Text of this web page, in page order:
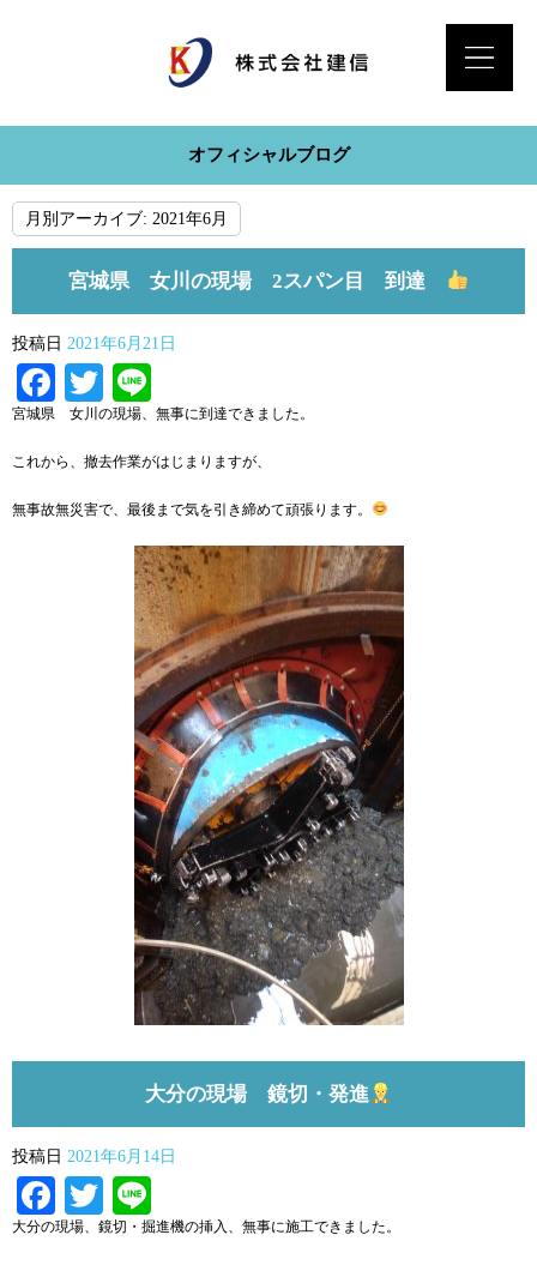
オフィシャルブログ
月別アーカイブ: 2021年6月
宮城県 女川の現場 2スパン目 到達
投稿日 2021年6月21日
Facebook
Twitter
宮城県 女川の現場、無事に到達できました。
これから、撤去作業がはじまりますが、
無事故無災害で、最後まで気を引き締めて頑張ります。
大分の現場 鏡切・発進
投稿日 2021年6月14日
Facebook
Twitter
大分の現場、鏡切・掘進機の挿入、無事に施工できました。